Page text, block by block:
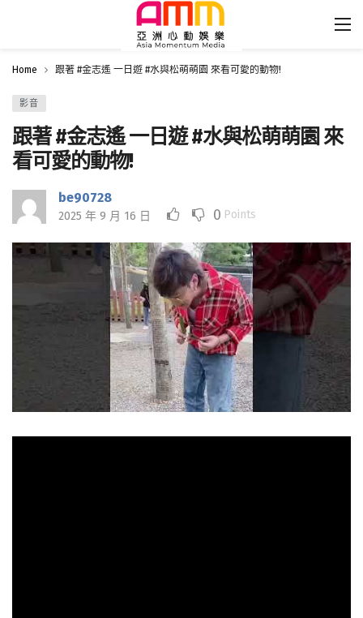
Home 跟著 #金志遙 一日遊 #水與松萌萌園 來看可愛的動物!
影音
跟著 #金志遙 一日遊 #水與松萌萌園 來
看可愛的動物!
be90728
2025 年 9 月 16 日 0 Points